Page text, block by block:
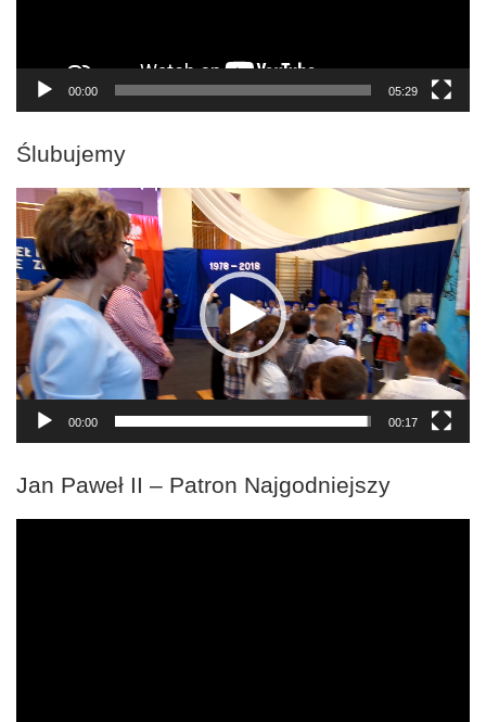
00:00 05:29
Ślubujemy
Odtwarzacz
video
00:00 00:17
Jan Paweł II – Patron Najgodniejszy